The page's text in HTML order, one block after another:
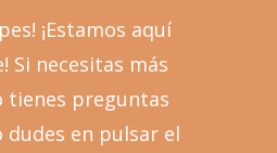
¡Estamos aquí
Si necesitas más
tienes preguntas
dudes en pulsar el